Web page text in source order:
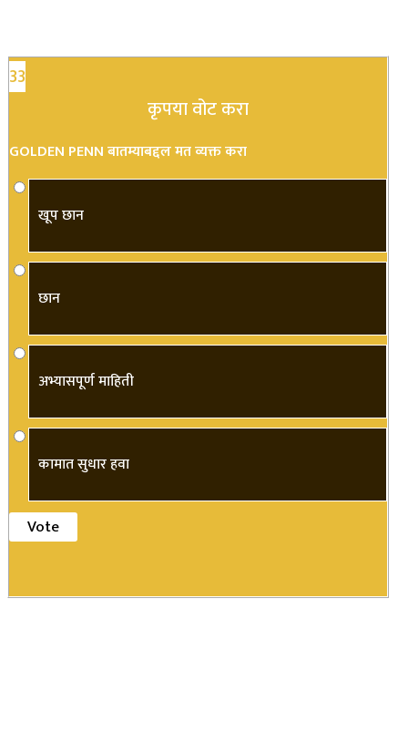
33
कृपया वोट करा
GOLDEN PENN बातम्याबद्दल मत व्यक्त करा
खूप छान
छान
अभ्यासपूर्ण माहिती
कामात सुधार हवा